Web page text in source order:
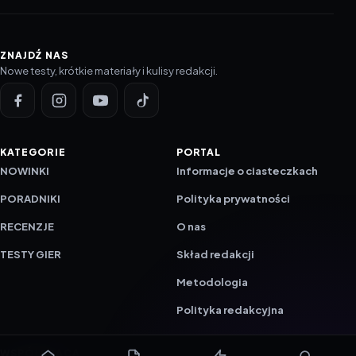
ZNAJDŹ NAS
Nowe testy, krótkie materiały i kulisy redakcji.
KATEGORIE
NOWINKI
PORADNIKI
RECENZJE
TESTY GIER
PORTAL
Informacje o ciasteczkach
Polityka prywatności
O nas
Skład redakcji
Metodologia
Polityka redakcyjna
WSPÓŁPRACA